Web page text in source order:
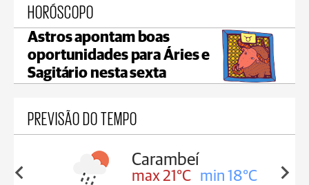
HORÓSCOPO
Astros apontam boas
oportunidades para Áries e
Sagitário nesta sexta
PREVISÃO DO TEMPO
18°C
Carambeí
max 21°C min 18°C